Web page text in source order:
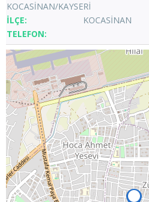
KOCASİNAN/KAYSERİ
KOCASİNAN